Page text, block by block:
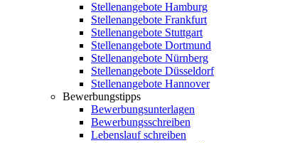
Stellenangebote Hamburg
Stellenangebote Frankfurt
Stellenangebote Stuttgart
Stellenangebote Dortmund
Stellenangebote Nürnberg
Stellenangebote Düsseldorf
Stellenangebote Hannover
Bewerbungstipps
Bewerbungsunterlagen
Bewerbungsschreiben
Lebenslauf schreiben